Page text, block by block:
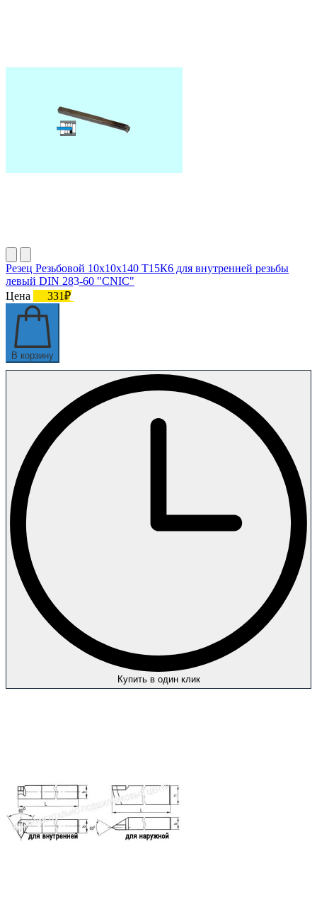
Резец Резьбовой 10х10х140 Т15К6 для внутренней резьбы
левый DIN 283-60 "CNIC"
Цена
331₽
В корзину
Купить в один клик